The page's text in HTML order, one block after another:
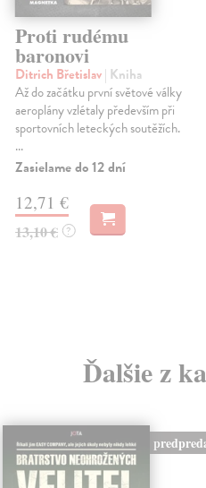
Proti rudému
baronovi
Ditrich Břetislav| Kniha
Až do začátku první světové války
aeroplány vzlétaly především při
sportovních leteckých soutěžích.
...
Zasielame do 12 dní
12,71 €
13,10 € ?
Ďalšie z